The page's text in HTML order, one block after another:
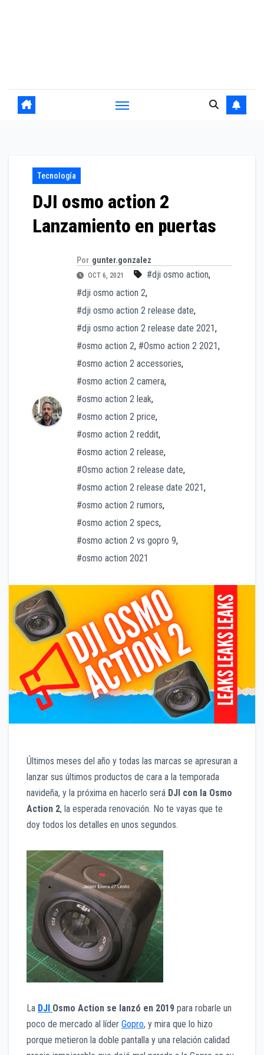
Tecnología
DJI osmo action 2
Lanzamiento en puertas
Por gunter.gonzalez
OCT 6, 2021 #dji osmo action,
#dji osmo action 2,
#dji osmo action 2 release date,
#dji osmo action 2 release date 2021,
#osmo action 2, #Osmo action 2 2021,
#osmo action 2 accessories,
#osmo action 2 camera,
#osmo action 2 leak,
#osmo action 2 price,
#osmo action 2 reddit,
#osmo action 2 release,
#Osmo action 2 release date,
#osmo action 2 release date 2021,
#osmo action 2 rumors,
#osmo action 2 specs,
#osmo action 2 vs gopro 9,
#osmo action 2021
Últimos meses del año y todas las marcas se apresuran a
lanzar sus últimos productos de cara a la temporada
navideña, y la próxima en hacerlo será DJI con la Osmo
Action 2, la esperada renovación. No te vayas que te
doy todos los detalles en unos segundos.
La DJI Osmo Action se lanzó en 2019 para robarle un
poco de mercado al líder Gopro, y mira que lo hizo
porque metieron la doble pantalla y una relación calidad